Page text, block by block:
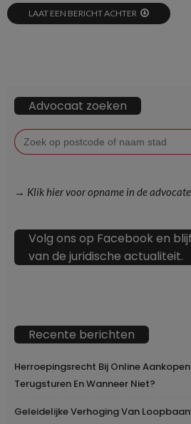
LAAT EEN BERICHT ACHTER
Advocaat zoeken
Zoek
naar:
→ Klik hier voor opname in de
Volg ons op Facebook en
van de juridische actualiteit.
Recente berichten
Herroepingsrecht Bij Online
Terugsturen En Wanneer Niet?
Geleidelijke Verhoging Van